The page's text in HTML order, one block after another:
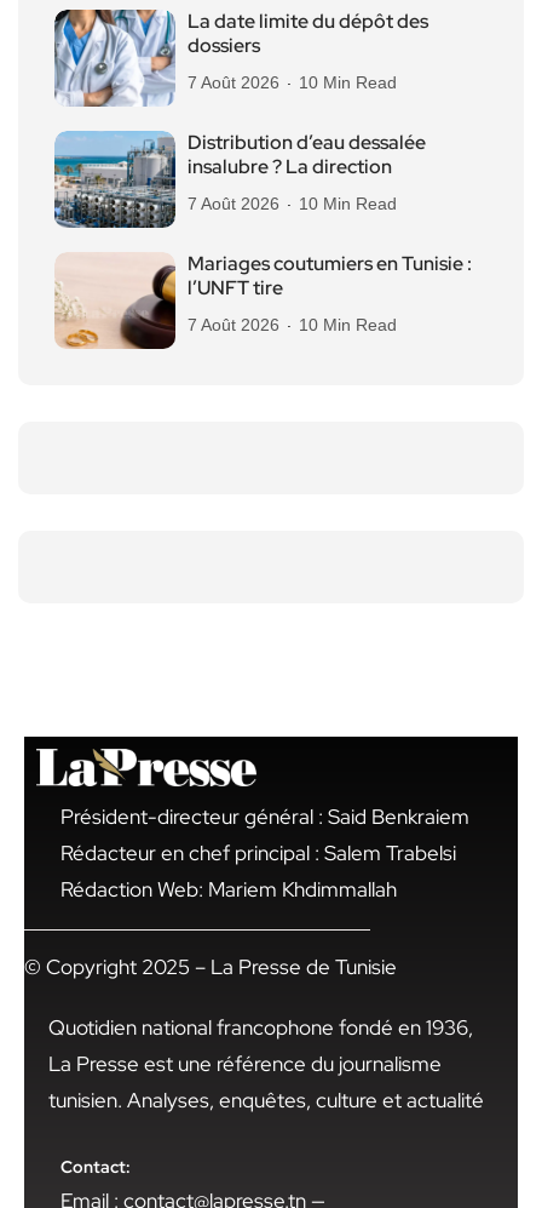
La date limite du dépôt des
dossiers
7 Août 2026 10 Min Read
Distribution d’eau dessalée
insalubre ? La direction
7 Août 2026 10 Min Read
Mariages coutumiers en Tunisie :
l’UNFT tire
7 Août 2026 10 Min Read
Président-directeur général : Said Benkraiem
Rédacteur en chef principal : Salem Trabelsi
Rédaction Web: Mariem Khdimmallah
© Copyright 2025 – La Presse de Tunisie
Quotidien national francophone fondé en 1936,
La Presse est une référence du journalisme
tunisien. Analyses, enquêtes, culture et actualité
Contact:
Email : contact@lapresse.tn —